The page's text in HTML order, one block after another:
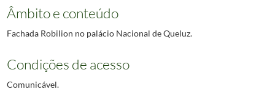
Âmbito e conteúdo
Fachada Robilion no palácio Nacional de Queluz.
Condições de acesso
Comunicável.